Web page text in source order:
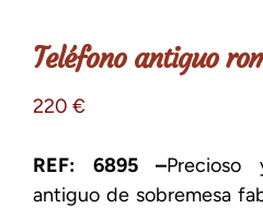
Teléfono antiguo
220 €
REF: 6895 –
antiguo de sobremesa